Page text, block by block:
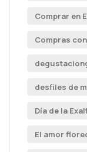
Comprar en
Compras
desfiles de
Día de la
El amor